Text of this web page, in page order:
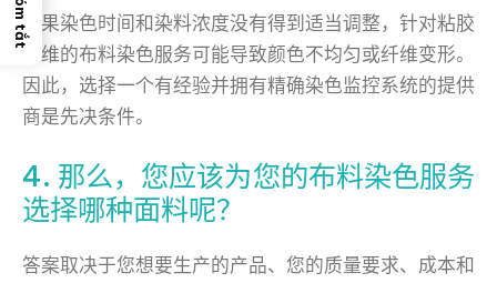
如果染色时间和染料浓度没有得到适当调整，针对粘胶
纤维的布料染色服务可能导致颜色不均匀或纤维变形。
因此，选择一个有经验并拥有精确染色监控系统的提供
商是先决条件。
4. 那么，您应该为您的布料染色服务
选择哪种面料呢？
答案取决于您想要生产的产品、您的质量要求、成本和